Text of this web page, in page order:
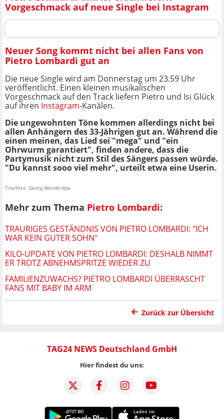
Vorgeschmack auf neue Single bei Instagram
Neuer Song kommt nicht bei allen Fans von
Pietro Lombardi gut an
Die neue Single wird am Donnerstag um 23.59 Uhr
veröffentlicht. Einen kleinen musikalischen
Vorgeschmack auf den Track liefern Pietro und Isi Glück
auf ihren Instagram-Kanälen.
Die ungewohnten Töne kommen allerdings nicht bei
allen Anhängern des 33-Jährigen gut an. Während die
einen meinen, das Lied sei "mega" und "ein
Ohrwurm garantiert", finden andere, dass die
Partymusik nicht zum Stil des Sängers passen würde.
"Du kannst sooo viel mehr", urteilt etwa eine Userin.
Titelfoto: Georg Wendt/dpa
Mehr zum Thema Pietro Lombardi:
TRAURIGES GESTÄNDNIS VON PIETRO LOMBARDI: "ICH
WAR KEIN GUTER SOHN"
KILO-UPDATE VON PIETRO LOMBARDI: DESHALB NIMMT
ER TROTZ ABNEHMSPRITZE WIEDER ZU
FAMILIENZUWACHS? PIETRO LOMBARDI ÜBERRASCHT
FANS MIT BABY IM ARM
Zurück zur Übersicht
TAG24 NEWS Deutschland GmbH
Hier findest du uns: